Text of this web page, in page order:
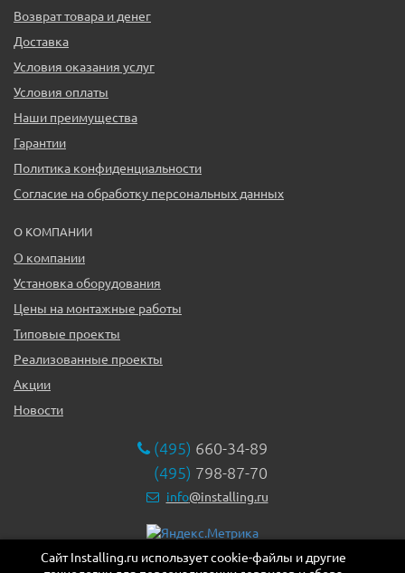
Возврат товара и денег
Доставка
Условия оказания услуг
Условия оплаты
Наши преимущества
Гарантии
Политика конфиденциальности
Согласие на обработку персональных данных
О КОМПАНИИ
О компании
Установка оборудования
Цены на монтажные работы
Типовые проекты
Реализованные проекты
Акции
Новости
(495) 660-34-89
(495) 798-87-70
info@installing.ru
119331, г. Москва ул. Марии Ульяновой дом 17а, этаж 2,
Сайт Installing.ru использует cookie-файлы и другие